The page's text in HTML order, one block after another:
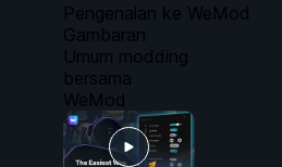
Pengenalan ke WeMod
Gambaran
Umum modding
bersama
WeMod